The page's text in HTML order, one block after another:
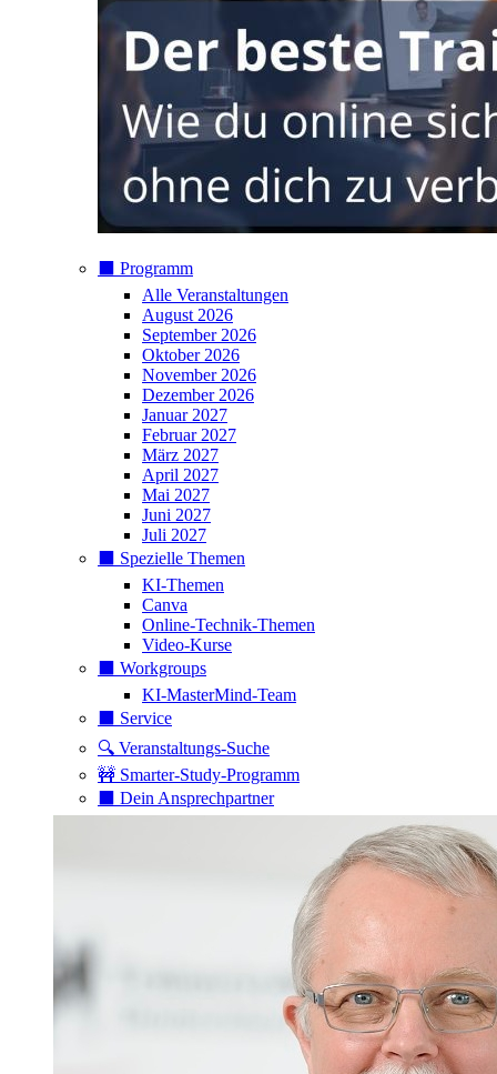
⬛️ Programm
Alle Veranstaltungen
August 2026
September 2026
Oktober 2026
November 2026
Dezember 2026
Januar 2027
Februar 2027
März 2027
April 2027
Mai 2027
Juni 2027
Juli 2027
⬛️ Spezielle Themen
KI-Themen
Canva
Online-Technik-Themen
Video-Kurse
⬛️ Workgroups
KI-MasterMind-Team
⬛️ Service
🔍 Veranstaltungs-Suche
🚧 Smarter-Study-Programm
⬛️ Dein Ansprechpartner